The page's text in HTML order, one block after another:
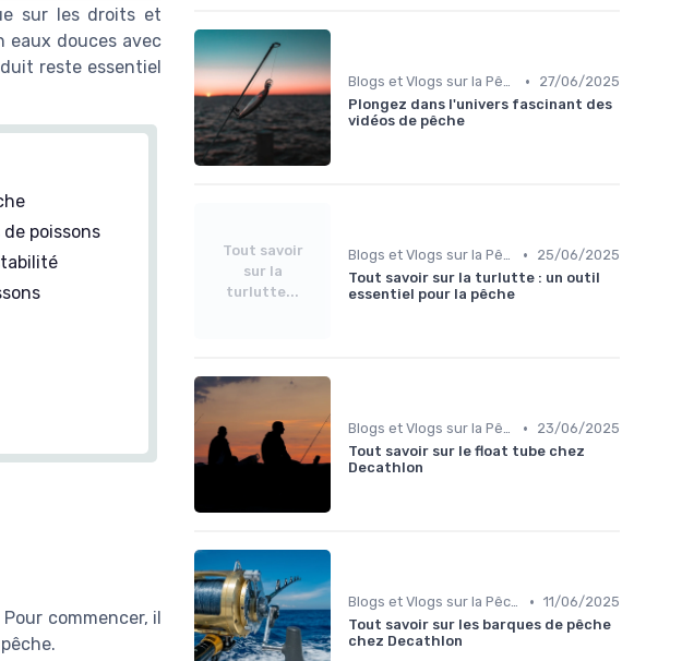
sur les droits et
eaux douces avec
reste essentiel
poissons
commencer, il
Blogs et Vlogs sur la Pêche •
27/06/2025
Plongez dans l'univers fascinant des
vidéos de pêche
Tout savoir
sur la
turlutte...
Blogs et Vlogs sur la Pêche •
25/06/2025
Tout savoir sur la turlutte : un outil
essentiel pour la pêche
Blogs et Vlogs sur la Pêche •
23/06/2025
Tout savoir sur le float tube chez
Decathlon
Blogs et Vlogs sur la Pêche • 11/06/2025
Tout savoir sur les barques de pêche
chez Decathlon